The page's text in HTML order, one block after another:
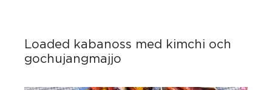
Loaded kabanoss med kimchi och
gochujangmajjo